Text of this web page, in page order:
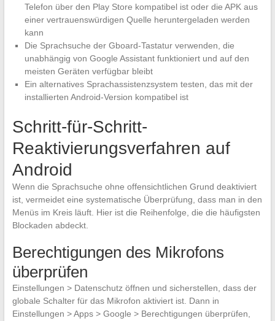
Telefon über den Play Store kompatibel ist oder die APK aus
einer vertrauenswürdigen Quelle heruntergeladen werden
kann
Die Sprachsuche der Gboard-Tastatur verwenden, die
unabhängig von Google Assistant funktioniert und auf den
meisten Geräten verfügbar bleibt
Ein alternatives Sprachassistenzsystem testen, das mit der
installierten Android-Version kompatibel ist
Schritt-für-Schritt-
Reaktivierungsverfahren auf
Android
Wenn die Sprachsuche ohne offensichtlichen Grund deaktiviert
ist, vermeidet eine systematische Überprüfung, dass man in den
Menüs im Kreis läuft. Hier ist die Reihenfolge, die die häufigsten
Blockaden abdeckt.
Berechtigungen des Mikrofons
überprüfen
Einstellungen > Datenschutz öffnen und sicherstellen, dass der
globale Schalter für das Mikrofon aktiviert ist. Dann in
Einstellungen > Apps > Google > Berechtigungen überprüfen,